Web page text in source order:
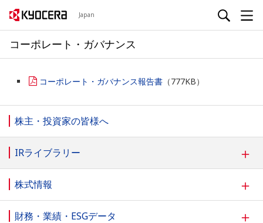
Japan
コーポレート・ガバナンス
コーポレート・ガバナンス報告書 （777KB）
株主・投資家の皆様へ
IRライブラリー ＋
株式情報 ＋
財務・業績・ESGデータ ＋